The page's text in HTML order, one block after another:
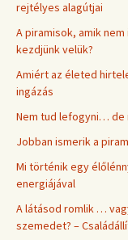
rejtélyes alagútjai
A piramisok, amik
kezdjünk velük?
Amiért az életed
ingázás
Nem tud lefogyni… de
Jobban ismerik a
Mi történik egy
energiájával
A látásod romlik …
szemedet? –